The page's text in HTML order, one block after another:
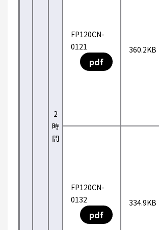
2
時
間
FP120CN-
0121
pdf
360.2KB
FP120CN-
0132
pdf
334.9KB